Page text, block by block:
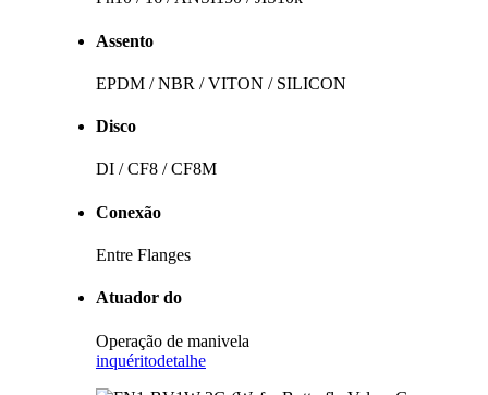
Assento
EPDM / NBR / VITON / SILICON
Disco
DI / CF8 / CF8M
Conexão
Entre Flanges
Atuador do
Operação de manivela
inquéritodetalhe